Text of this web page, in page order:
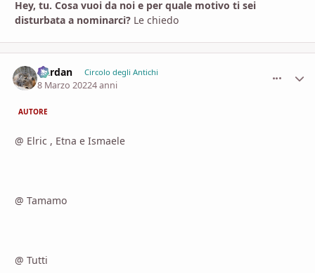
Hey, tu. Cosa vuoi da noi e per quale motivo ti sei
disturbata a nominarci? Le chiedo
Dardan Circolo degli Antichi
8 Marzo 20224 anni
AUTORE
@ Elric , Etna e Ismaele
@ Tamamo
@ Tutti